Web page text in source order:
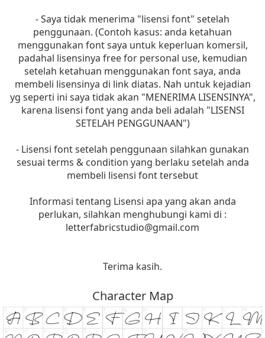
- Saya tidak menerima "lisensi font" setelah
penggunaan. (Contoh kasus: anda ketahuan
menggunakan font saya untuk keperluan komersil,
padahal lisensinya free for personal use, kemudian
setelah ketahuan menggunakan font saya, anda
membeli lisensinya di link diatas. Nah untuk kejadian
yg seperti ini saya tidak akan "MENERIMA LISENSINYA",
karena lisensi font yang anda beli adalah "LISENSI
SETELAH PENGGUNAAN")
- Lisensi font setelah penggunaan silahkan gunakan
sesuai terms & condition yang berlaku setelah anda
membeli lisensi font tersebut
Informasi tentang Lisensi apa yang akan anda
perlukan, silahkan menghubungi kami di :
letterfabricstudio@gmail.com
Terima kasih.
Character Map